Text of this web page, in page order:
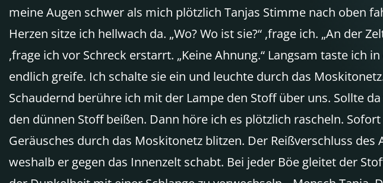
meine Augen schwer als mich plötzlich Tanjas Stimme nach oben
Herzen sitze ich hellwach da. „Wo? Wo ist sie?“ ,frage ich. „An der
,frage ich vor Schreck erstarrt. „Keine Ahnung.“ Langsam taste
endlich greife. Ich schalte sie ein und leuchte durch das
Schaudernd berühre ich mit der Lampe den Stoff über uns. Sollte
den dünnen Stoff beißen. Dann höre ich es plötzlich rascheln.
Geräusches durch das Moskitonetz blitzen. Der Reißverschluss
weshalb er gegen das Innenzelt schabt. Bei jeder Böe gleitet der